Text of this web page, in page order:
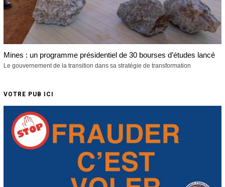
Mines : un programme présidentiel de 30 bourses d’études lancé
Le gouvernement de la transition dans sa stratégie de transformation
VOTRE PUB ICI